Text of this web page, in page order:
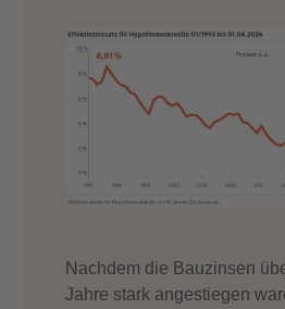
Nachdem die Bauzinsen
Jahre stark angestiegen